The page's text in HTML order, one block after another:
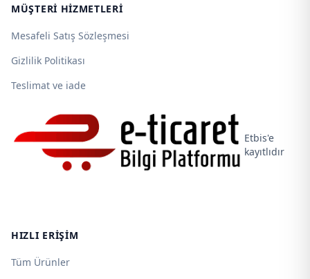
MÜŞTERI HIZMETLERI
Mesafeli Satış Sözleşmesi
Gizlilik Politikası
Teslimat ve iade
Etbis'e
kayıtlıdır
HIZLI ERIŞIM
Tüm Ürünler